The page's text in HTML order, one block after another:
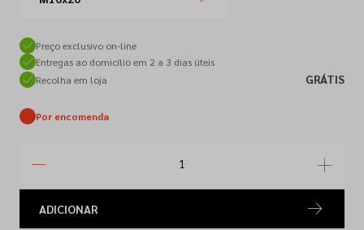
Preço exclusivo on-line
Entregas ao domicílio em 2 a 3 dias úteis
Recolha em loja
GRÁTIS
Por encomenda
ADICIONAR